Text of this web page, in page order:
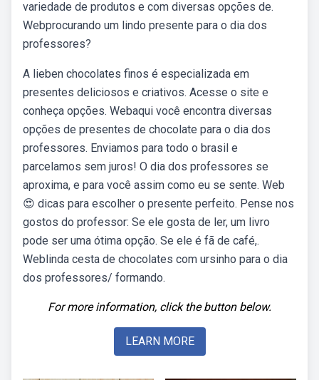
variedade de produtos e com diversas opções de.
Webprocurando um lindo presente para o dia dos
professores?
A lieben chocolates finos é especializada em
presentes deliciosos e criativos. Acesse o site e
conheça opções. Webaqui você encontra diversas
opções de presentes de chocolate para o dia dos
professores. Enviamos para todo o brasil e
parcelamos sem juros! O dia dos professores se
aproxima, e para você assim como eu se sente. Web
😍 dicas para escolher o presente perfeito. Pense nos
gostos do professor: Se ele gosta de ler, um livro
pode ser uma ótima opção. Se ele é fã de café,.
Weblinda cesta de chocolates com ursinho para o dia
dos professores/ formando.
For more information, click the button below.
LEARN MORE